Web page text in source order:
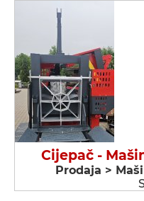
Cijepač -
Prodaja >